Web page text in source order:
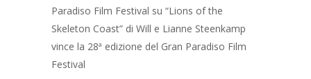
Paradiso Film Festival su “Lions of the
Skeleton Coast” di Will e Lianne Steenkamp
vince la 28ª edizione del Gran Paradiso Film
Festival